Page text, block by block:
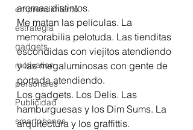
emprendimiento
estrategia
gadgets
motivation
personales
Publicidad
smartphones
aromas distintos.
Me matan las películas. La
memorabilia pelotuda. Las tienditas
escondidas con viejitos atendiendo
y las megaluminosas con gente de
portada atendiendo.
Los gadgets. Los Delis. Las
hamburguesas y los Dim Sums. La
arquitectura y los graffittis.